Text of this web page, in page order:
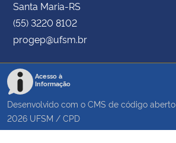
Santa Maria-RS
(55) 3220 8102
progep@ufsm.br
Acesso à
Informação
Desenvolvido com o CMS de código aberto
2026 UFSM / CPD